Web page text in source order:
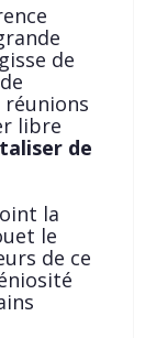
de
réunions
libre
de
la
le
de ce